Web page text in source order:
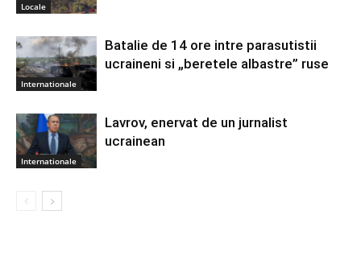
Locale
Internationale
Batalie de 14 ore intre parasutistii
ucraineni si „beretele albastre” ruse
Internationale
Lavrov, enervat de un jurnalist
ucrainean